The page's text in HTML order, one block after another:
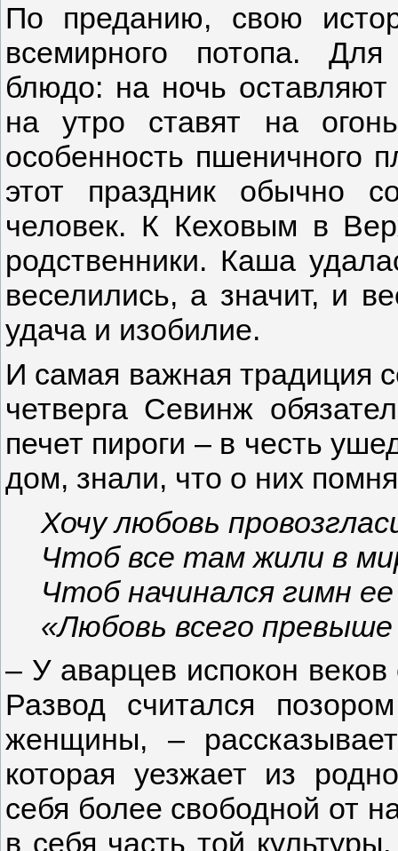
По преданию, свою
всемирного потопа. Для
блюдо: на ночь
на утро ставят на
особенность пшеничного
этот праздник обычно
человек. К Кеховым в
родственники. Каша
веселились, а значит, и
удача и изобилие.
И самая важная традиция
четверга Севинж
печет пироги – в честь
дом, знали, что о них
Хочу любовь
Чтоб все там жили в
Чтоб начинался гимн
«Любовь всего
– У аварцев испокон
Развод считался
женщины, –
которая уезжает из
себя более свободной от
в себя часть той